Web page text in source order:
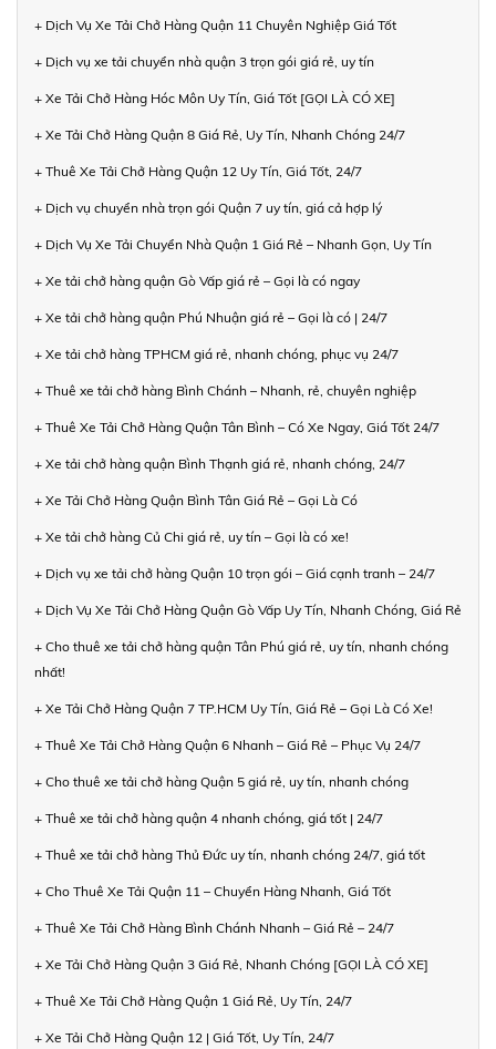
+ Dịch Vụ Xe Tải Chở Hàng Quận 11 Chuyên Nghiệp Giá Tốt
+ Dịch vụ xe tải chuyển nhà quận 3 trọn gói giá rẻ, uy tín
+ Xe Tải Chở Hàng Hóc Môn Uy Tín, Giá Tốt [GỌI LÀ CÓ XE]
+ Xe Tải Chở Hàng Quận 8 Giá Rẻ, Uy Tín, Nhanh Chóng 24/7
+ Thuê Xe Tải Chở Hàng Quận 12 Uy Tín, Giá Tốt, 24/7
+ Dịch vụ chuyển nhà trọn gói Quận 7 uy tín, giá cả hợp lý
+ Dịch Vụ Xe Tải Chuyển Nhà Quận 1 Giá Rẻ – Nhanh Gọn, Uy Tín
+ Xe tải chở hàng quận Gò Vấp giá rẻ – Gọi là có ngay
+ Xe tải chở hàng quận Phú Nhuận giá rẻ – Gọi là có | 24/7
+ Xe tải chở hàng TPHCM giá rẻ, nhanh chóng, phục vụ 24/7
+ Thuê xe tải chở hàng Bình Chánh – Nhanh, rẻ, chuyên nghiệp
+ Thuê Xe Tải Chở Hàng Quận Tân Bình – Có Xe Ngay, Giá Tốt 24/7
+ Xe tải chở hàng quận Bình Thạnh giá rẻ, nhanh chóng, 24/7
+ Xe Tải Chở Hàng Quận Bình Tân Giá Rẻ – Gọi Là Có
+ Xe tải chở hàng Củ Chi giá rẻ, uy tín – Gọi là có xe!
+ Dịch vụ xe tải chở hàng Quận 10 trọn gói – Giá cạnh tranh – 24/7
+ Dịch Vụ Xe Tải Chở Hàng Quận Gò Vấp Uy Tín, Nhanh Chóng, Giá Rẻ
+ Cho thuê xe tải chở hàng quận Tân Phú giá rẻ, uy tín, nhanh chóng
nhất!
+ Xe Tải Chở Hàng Quận 7 TP.HCM Uy Tín, Giá Rẻ – Gọi Là Có Xe!
+ Thuê Xe Tải Chở Hàng Quận 6 Nhanh – Giá Rẻ – Phục Vụ 24/7
+ Cho thuê xe tải chở hàng Quận 5 giá rẻ, uy tín, nhanh chóng
+ Thuê xe tải chở hàng quận 4 nhanh chóng, giá tốt | 24/7
+ Thuê xe tải chở hàng Thủ Đức uy tín, nhanh chóng 24/7, giá tốt
+ Cho Thuê Xe Tải Quận 11 – Chuyển Hàng Nhanh, Giá Tốt
+ Thuê Xe Tải Chở Hàng Bình Chánh Nhanh – Giá Rẻ – 24/7
+ Xe Tải Chở Hàng Quận 3 Giá Rẻ, Nhanh Chóng [GỌI LÀ CÓ XE]
+ Thuê Xe Tải Chở Hàng Quận 1 Giá Rẻ, Uy Tín, 24/7
+ Xe Tải Chở Hàng Quận 12 | Giá Tốt, Uy Tín, 24/7